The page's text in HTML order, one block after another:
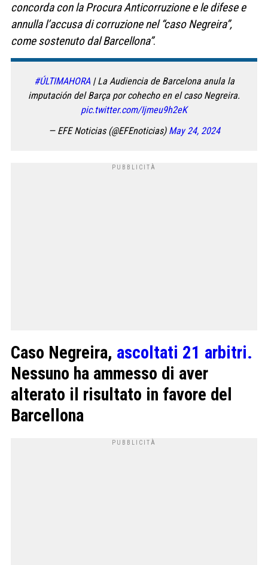
concorda con la Procura Anticorruzione e le difese e
annulla l’accusa di corruzione nel “caso Negreira”,
come sostenuto dal Barcellona”.
#ÚLTIMAHORA| La Audiencia de Barcelona anula la
imputación del Barça por cohecho en el caso Negreira.
pic.twitter.com/Ijmeu9h2eK
— EFE Noticias (@EFEnoticias) May 24, 2024
Caso Negreira, ascoltati 21 arbitri.
Nessuno ha ammesso di aver
alterato il risultato in favore del
Barcellona